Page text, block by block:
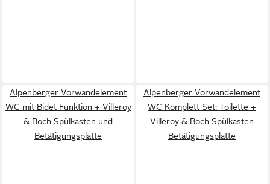
Alpenberger Vorwandelement
WC mit Bidet Funktion + Villeroy
& Boch Spülkasten und
Betätigungsplatte
Alpenberger Vorwandelement
WC Komplett Set: Toilette +
Villeroy & Boch Spülkasten
Betätigungsplatte